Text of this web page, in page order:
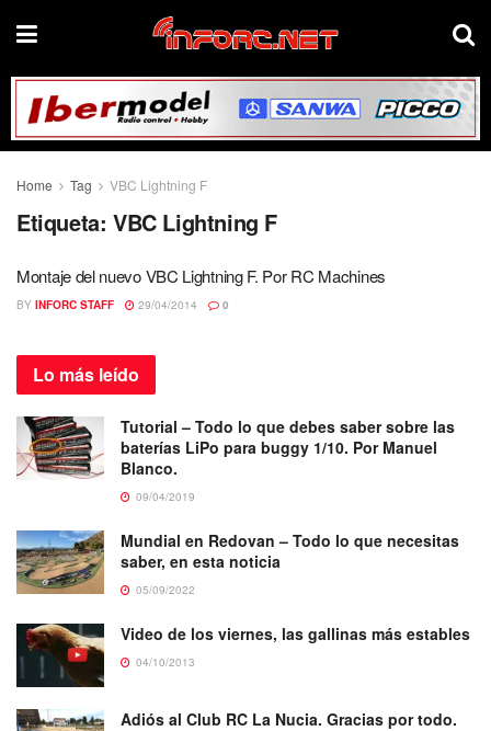
Home Tag VBC Lightning F
Etiqueta: VBC Lightning F
Montaje del nuevo VBC Lightning F. Por RC Machines
BY INFORC STAFF 29/04/2014 0
Lo más leído
Tutorial – Todo lo que debes saber sobre las
baterías LiPo para buggy 1/10. Por Manuel
Blanco.
09/04/2019
Mundial en Redovan – Todo lo que necesitas
saber, en esta noticia
05/09/2022
Video de los viernes, las gallinas más estables
04/10/2013
Adiós al Club RC La Nucia. Gracias por todo.